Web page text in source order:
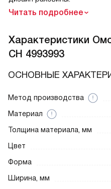
Читать подробнее
Характеристики
CH 4993993
ОСНОВНЫЕ
Метод производства
Материал
Толщина материала, мм
Цвет
Форма
Ширина, мм